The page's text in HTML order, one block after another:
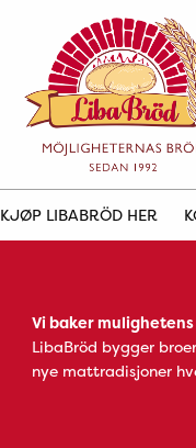
KJØP LIBABRÖD HER
Vi baker
LibaBröd bygger
nye mattradisjoner